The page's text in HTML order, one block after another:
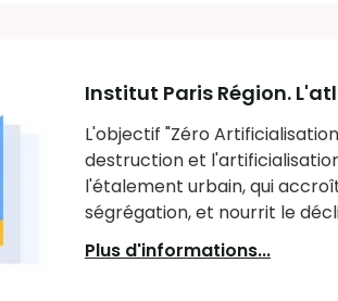
Institut Paris Région.
L'objectif "Zéro
destruction et
l'étalement urbain, qui
ségrégation, et nourrit le
Plus d'informations...